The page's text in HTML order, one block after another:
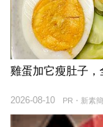
雞蛋加它瘦肚子，
PR・新素簡
2026-08-10